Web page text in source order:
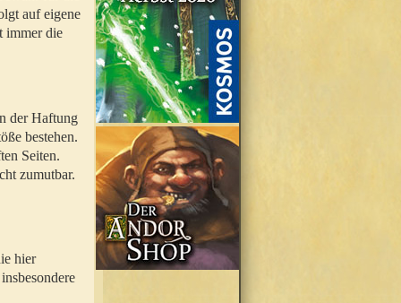
auf eigene
immer die
der Haftung
bestehen.
Seiten.
zumutbar.
hier